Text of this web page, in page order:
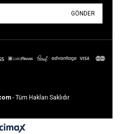
GÖNDER
- Tüm Hakları Saklıdır.